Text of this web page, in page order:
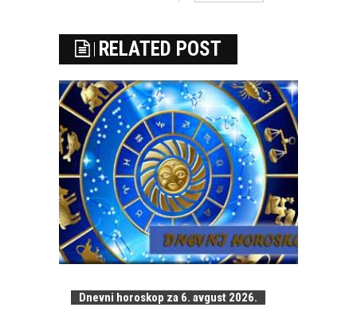
RELATED POST
Dnevni horoskop za 6. avgust 2026.